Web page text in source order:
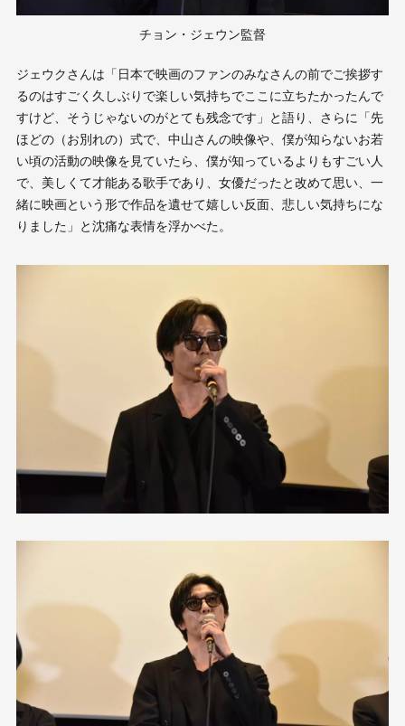
チョン・ジェウン監督
ジェウクさんは「日本で映画のファンのみなさんの前でご挨拶す
るのはすごく久しぶりで楽しい気持ちでここに立ちたかったんで
すけど、そうじゃないのがとても残念です」と語り、さらに「先
ほどの（お別れの）式で、中山さんの映像や、僕が知らないお若
い頃の活動の映像を見ていたら、僕が知っているよりもすごい人
で、美しくて才能ある歌手であり、女優だったと改めて思い、一
緒に映画という形で作品を遺せて嬉しい反面、悲しい気持ちにな
りました」と沈痛な表情を浮かべた。